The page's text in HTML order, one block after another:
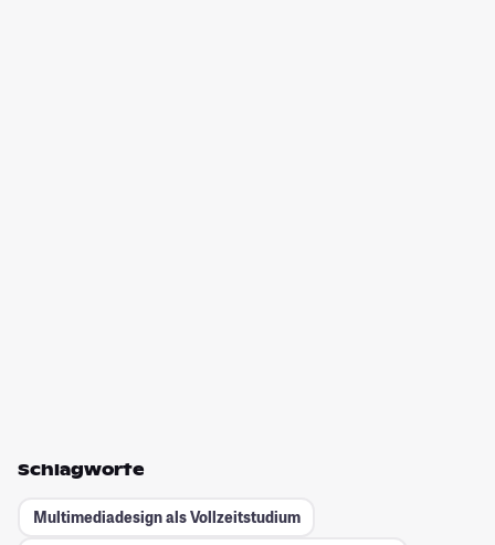
Schlagworte
Multimediadesign als Vollzeitstudium